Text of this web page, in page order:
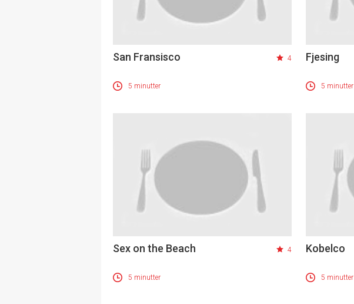
San Fransisco 4
5 minutter
Fjesing
5 minutter
Sex on the Beach 4
5 minutter
Kobelco
5 minutter